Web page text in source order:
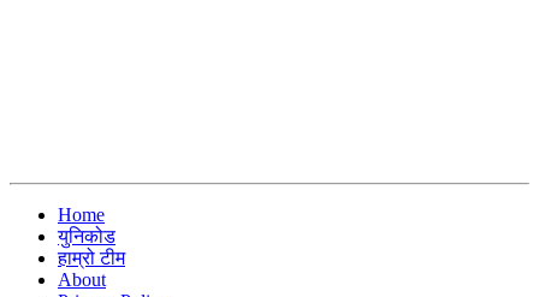
Home
युनिकोड
हाम्रो टीम
About